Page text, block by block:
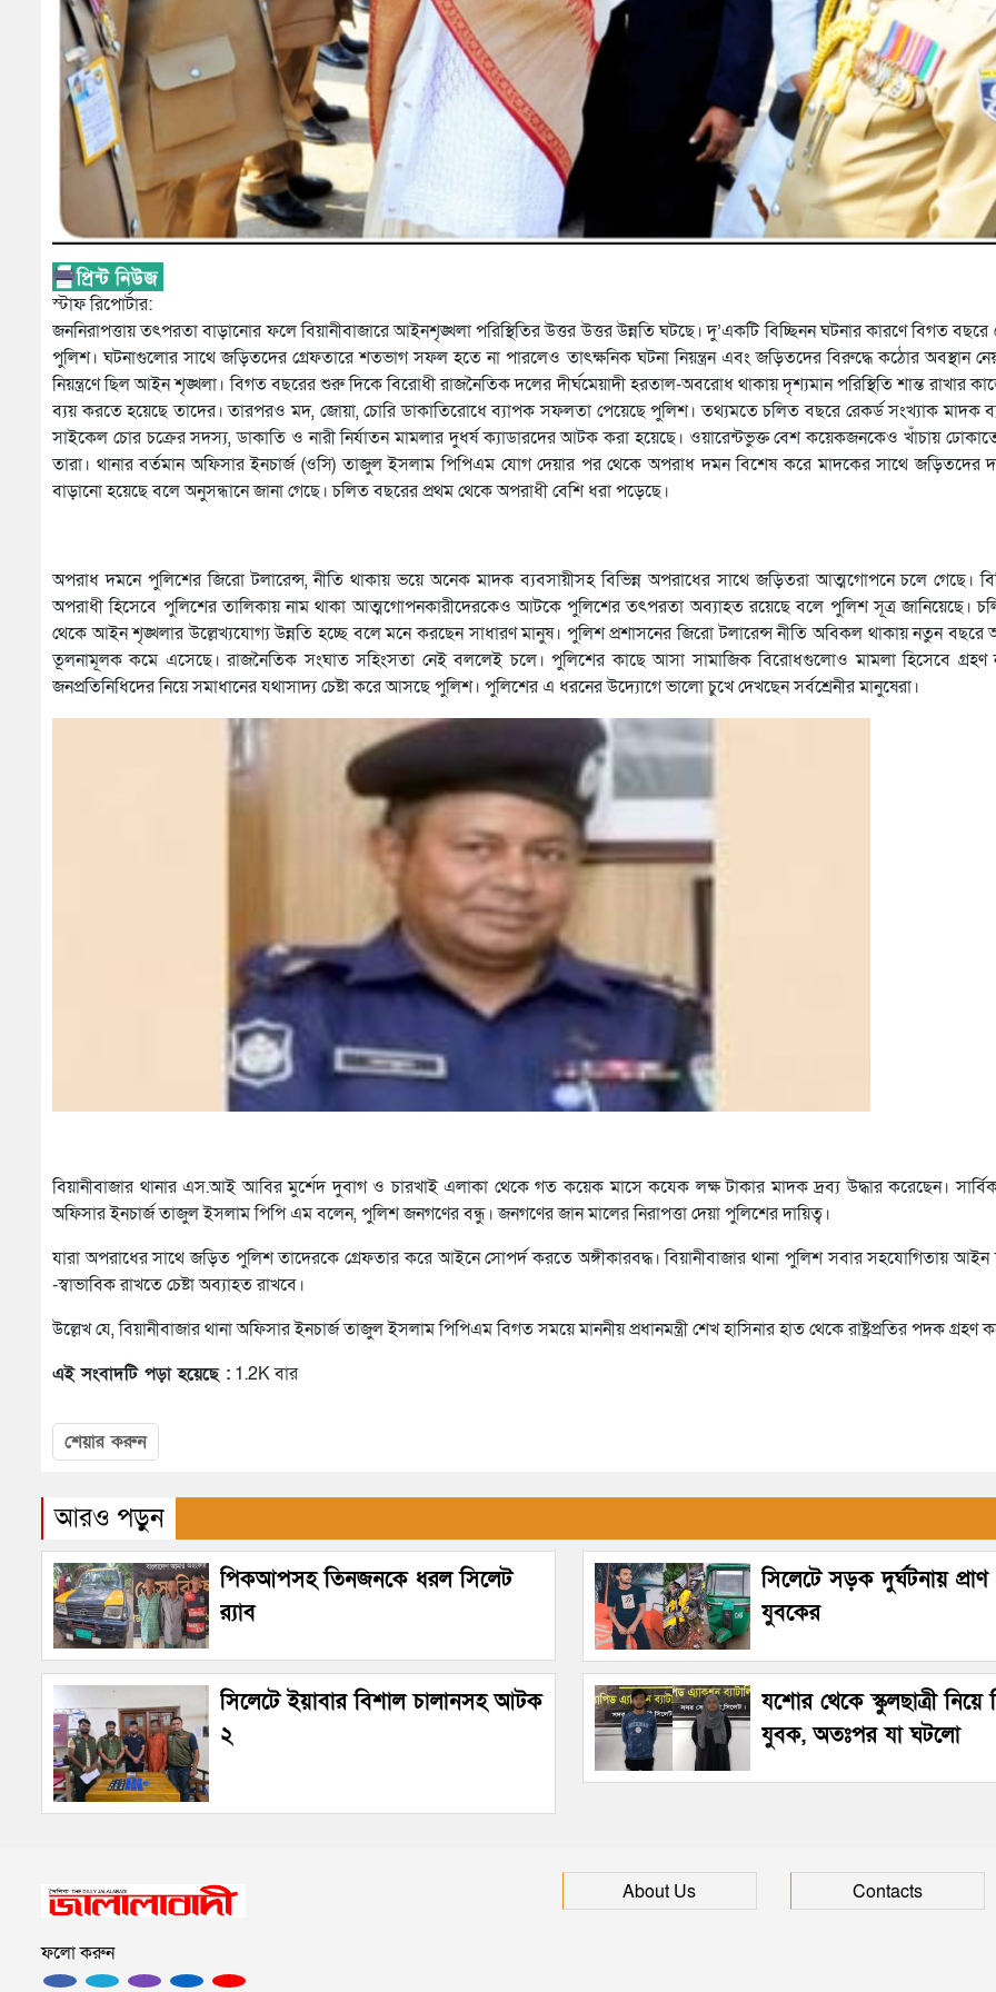
স্টাফ রিপোর্টার:
জননিরাপত্তায় তৎপরতা বাড়ানোর ফলে বিয়ানীবাজারে আইনশৃঙ্খলা পরিস্থিতির উত্তর উত্তর উন্নতি ঘটছে। দু’একটি বিচ্ছিনন ঘটনার কারণে বিগত
পুলিশ। ঘটনাগুলোর সাথে জড়িতদের গ্রেফতারে শতভাগ সফল হতে না পারলেও তাৎক্ষনিক ঘটনা নিয়ন্ত্রন এবং জড়িতদের বিরুদ্ধে কঠোর অবস্থান
নিয়ন্ত্রণে ছিল আইন শৃঙ্খলা। বিগত বছরের শুরু দিকে বিরোধী রাজনৈতিক দলের দীর্ঘমেয়াদী হরতাল-অবরোধ থাকায় দৃশ্যমান পরিস্থিতি শান্ত রাখার
ব্যয় করতে হয়েছে তাদের। তারপরও মদ, জোয়া, চোরি ডাকাতিরোধে ব্যাপক সফলতা পেয়েছে পুলিশ। তথ্যমতে চলিত বছরে রেকর্ড সংখ্যাক মাদক
সাইকেল চোর চক্রের সদস্য, ডাকাতি ও নারী নির্যাতন মামলার দুধর্ষ ক্যাডারদের আটক করা হয়েছে। ওয়ারেন্টভুক্ত বেশ কয়েকজনকেও খাঁচায়
তারা। থানার বর্তমান অফিসার ইনচার্জ (ওসি) তাজুল ইসলাম পিপিএম যোগ দেয়ার পর থেকে অপরাধ দমন বিশেষ করে মাদকের সাথে জড়িতদের
বাড়ানো হয়েছে বলে অনুসন্ধানে জানা গেছে। চলিত বছরের প্রথম থেকে অপরাধী বেশি ধরা পড়েছে।
অপরাধ দমনে পুলিশের জিরো টলারেন্স, নীতি থাকায় ভয়ে অনেক মাদক ব্যবসায়ীসহ বিভিন্ন অপরাধের সাথে জড়িতরা আত্মগোপনে চলে গেছে।
অপরাধী হিসেবে পুলিশের তালিকায় নাম থাকা আত্মগোপনকারীদেরকেও আটকে পুলিশের তৎপরতা অব্যাহত রয়েছে বলে পুলিশ সূত্র জানিয়েছে।
থেকে আইন শৃঙ্খলার উল্লেখ্যযোগ্য উন্নতি হচ্ছে বলে মনে করছেন সাধারণ মানুষ। পুলিশ প্রশাসনের জিরো টলারেন্স নীতি অবিকল থাকায় নতুন বছরে
তূলনামূলক কমে এসেছে। রাজনৈতিক সংঘাত সহিংসতা নেই বললেই চলে। পুলিশের কাছে আসা সামাজিক বিরোধগুলোও মামলা হিসেবে গ্রহণ
জনপ্রতিনিধিদের নিয়ে সমাধানের যথাসাদ্য চেষ্টা করে আসছে পুলিশ। পুলিশের এ ধরনের উদ্যোগে ভালো চুখে দেখছেন সর্বশ্রেনীর মানুষেরা।
বিয়ানীবাজার থানার এস.আই আবির মুর্শেদ দুবাগ ও চারখাই এলাকা থেকে গত কয়েক মাসে কযেক লক্ষ টাকার মাদক দ্রব্য উদ্ধার করেছেন।
অফিসার ইনচার্জ তাজুল ইসলাম পিপি এম বলেন, পুলিশ জনগণের বন্ধু। জনগণের জান মালের নিরাপত্তা দেয়া পুলিশের দায়িত্ব।
যারা অপরাধের সাথে জড়িত পুলিশ তাদেরকে গ্রেফতার করে আইনে সোপর্দ করতে অঙ্গীকারবদ্ধ। বিয়ানীবাজার থানা পুলিশ সবার সহযোগিতায় আইন
-স্বাভাবিক রাখতে চেষ্টা অব্যাহত রাখবে।
উল্লেখ যে, বিয়ানীবাজার থানা অফিসার ইনচার্জ তাজুল ইসলাম পিপিএম বিগত সময়ে মাননীয় প্রধানমন্ত্রী শেখ হাসিনার হাত থেকে রাষ্ট্রপ্রতির পদক গ্রহণ
এই সংবাদটি পড়া হয়েছে : 1.2K বার
শেয়ার করুন
আরও পড়ুন
পিকআপসহ তিনজনকে ধরল সিলেট
র‌্যাব
সিলেটে সড়ক দুর্ঘটনায়
যুবকের
সিলেটে ইয়াবার বিশাল চালানসহ আটক
২
যশোর থেকে স্কুলছাত্রী নিয়ে
যুবক, অতঃপর যা ঘটলো
ফলো করুন
About Us Contacts